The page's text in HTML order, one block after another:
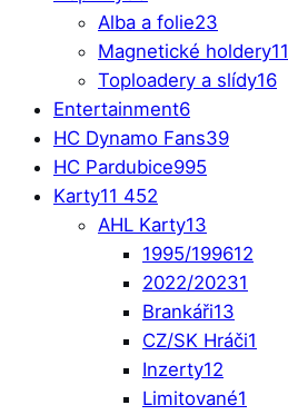
Alba a folie23
Magnetické holdery11
Toploadery a slídy16
Entertainment6
HC Dynamo Fans39
HC Pardubice995
Karty11 452
AHL Karty13
1995/199612
2022/20231
Brankáři13
CZ/SK Hráči1
Inzerty12
Limitované1